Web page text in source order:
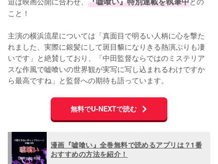
こと！
主演の横浜流星については「真面目で明るい人柄に心を撃た
れました、実際に銀髪にして斑目貘になりきる熱演ぶりも凄
いです」と絶賛しており、「中田監督ならではのミステリア
スな作風で嘘喰いの世界観が実写に写し込まれるわけですか
ら最高ですね」と監督への期待も語っています。
無料でU-NEXTで読む
漫画『嘘喰い』全巻無料で読めるアプリは？1番
おすすめの方法を紹介！